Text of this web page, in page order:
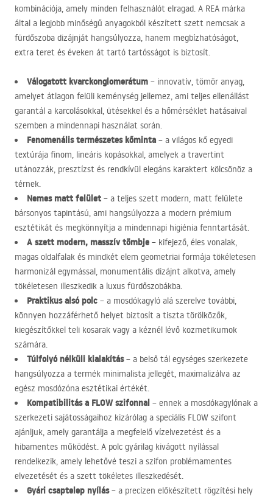
kombinációja, amely minden felhasználót elragad. A REA márka
által a legjobb minőségű anyagokból készített szett nemcsak a
fürdőszoba dizájnját hangsúlyozza, hanem megbízhatóságot,
extra teret és éveken át tartó tartósságot is biztosít.
Válogatott kvarckonglomerátum – innovatív, tömör anyag,
amelyet átlagon felüli keménység jellemez, ami teljes ellenállást
garantál a karcolásokkal, ütésekkel és a hőmérséklet hatásaival
szemben a mindennapi használat során.
Fenomenális természetes kőminta – a világos kő egyedi
textúrája finom, lineáris kopásokkal, amelyek a travertint
utánozzák, presztízst és rendkívül elegáns karaktert kölcsönöz a
térnek.
Nemes matt felület – a teljes szett modern, matt felülete
bársonyos tapintású, ami hangsúlyozza a modern prémium
esztétikát és megkönnyítja a mindennapi higiénia fenntartását.
A szett modern, masszív tömbje – kifejező, éles vonalak,
magas oldalfalak és mindkét elem geometriai formája tökéletesen
harmonizál egymással, monumentális dizájnt alkotva, amely
tökéletesen illeszkedik a luxus fürdőszobákba.
Praktikus alsó polc – a mosdókagyló alá szerelve további,
könnyen hozzáférhető helyet biztosít a tiszta törölközők,
kiegészítőkkel teli kosarak vagy a kéznél lévő kozmetikumok
számára.
Túlfolyó nélküli kialakítás– a belső tál egységes szerkezete
hangsúlyozza a termék minimalista jellegét, maximalizálva az
egész mosdózóna esztétikai értékét.
Kompatibilitás a FLOWszifonnal – ennek a mosdókagylónak a
szerkezeti sajátosságaihoz kizárólag a speciális FLOW szifont
ajánljuk, amely garantálja a megfelelő vízelvezetést és a
hibamentes működést. A polc gyárilag kivágott nyílással
rendelkezik, amely lehetővé teszi a szifon problémamentes
elvezetését és a szett tökéletes illeszkedését.
Gyári csaptelep nyílás– a precízen előkészített rögzítési hely